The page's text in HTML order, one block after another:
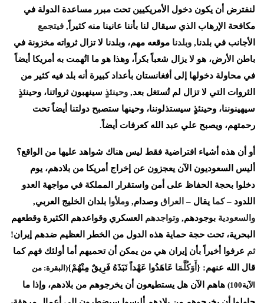
لنفترض أن يكون دخول الأمريكيين تحت مبرر مساعدة الدولة في
مكافحة
الإرهاب الذي سيقال لنا بأننا عانينا منه كثيراً , فيتجمع
الأجانب في بلدنا, وبلدنا موقعه مهم، وبلدنا لا تزال ثرواته مخزونة في
باطن
الأرض، هو لا يزال شعباً بكراً، وهذا هو ما اتُهمت به أمريكا أيضاً
في محاولة دخولها إلى أفغانستان بأعداد كبيرة أنه بلد فيه كثير من
الثروات
التي لا تزال لم تُستغل بعد, وحينئذٍ سينهبون ثرواتنا، وحينئذٍ
سيهينوننا، وحينئذٍ سيستذلوننا، وحينها ستصبح دولتنا أيضاً تحت
رحمتهم، ويصبح علي عبد الله كعرفات أيضاً.
أو أن هذه أشياء افتراضية فقط ليس هناك شواهد عليها من
الواقع؟
أليس
السعوديون الآن يعجزون عن إخراج أمريكا من بلادهم، يوم
دخلوا بحجة الحفاظ على أمن واستقرار المملكة في مواجهة
العدو
اللدود –كما يقال – العراق وصدام, وملأوا بلدان الخليج العربي,
والسعودية بوجودهم, وتواجدهم العسكري وقواعدهم الكثيرة وقطعهم
البحرية، تحت حجة حماية هذه الدول من الخطر العظيم ضدهم إيران!
ثم عرفوا أخيراً بأن إيران هي من يمكن أن تحميهم أما أولئك فهم كما
قال
الله عنهم: { أَوَكُلَّمَا عَاهَدُوا عَهْداً نَبَذَهُ فَرِيقٌ مِنْهُمْ}
( البقرة: من
الآية100) هاهم الآن هل يستطيعون أن يخرجوهم من بلادهم، وإذا ما